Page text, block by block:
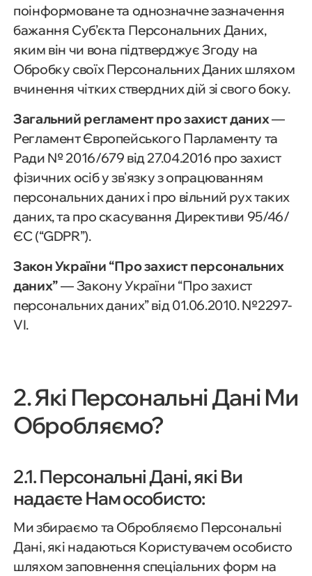
поінформоване та однозначне зазначення
бажання Суб’єкта Персональних Даних,
яким він чи вона підтверджує Згоду на
Обробку своїх Персональних Даних шляхом
вчинення чітких ствердних дій зі свого боку.
Загальний регламент про захист даних—
Регламент Європейського Парламенту та
Ради № 2016/679 від 27.04.2016 про захист
фізичних осіб у звʼязку з опрацюванням
персональних даних і про вільний рух таких
даних, та про скасування Директиви 95/46/
ЄС (“GDPR”).
Закон України “Про захист персональних
даних”— Закону України “Про захист
персональних даних” від 01.06.2010. №2297-
VI.
2. Які Персональні Дані Ми
Обробляємо?
2.1. Персональні Дані, які Ви
надаєте Нам особисто:
Ми збираємо та Обробляємо Персональні
Дані, які надаються Користувачем особисто
шляхом заповнення спеціальних форм на